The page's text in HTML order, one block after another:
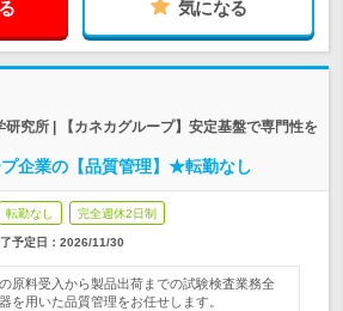
気になる
究所 | 【カネカグループ】安定基盤で専門性を
プ企業の【品質管理】★転勤なし
転勤なし 完全週休2日制
予定日： 2026/11/30
原料受入から製品出荷までの試験検査業務全
を用いた品質管理をお任せします。